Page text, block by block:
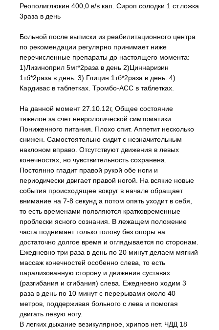
Реополиглюкин 400,0 в/в кап. Сироп солодки 1 ст.ложка
3раза в день
Больной после выписки из реабилитационного центра
по рекомендации регулярно принимает ниже
перечисленные препараты до настоящего момента:
1)Лизиноприл 5мг*2раза в день 2)Циннаризин
1тб*2раза в день. 3) Глицин 1тб*2раза в день. 4)
Кардивас в таблетках. Тромбо-АСС в таблетках.
На данной момент 27.10.12г, Общее состояние
тяжелое за счет неврологической симтоматики.
Пониженного питания. Плохо спит. Аппетит несколько
снижен. Самостоятельно сидит с незначительным
наклоном вправо. Отсутствуют движения в левых
конечностях, но чувствительность сохранена.
Постоянно гладит правой рукой обе ноги и
периодически двигает правой ногой. На всякие новые
события происходящее вокруг в начале обращает
внимание на 7-8 секунд а потом опять уходит в себя,
то есть временами появляются кратковременные
проблески ясного сознания. В лежащем положение
часта поднимает только голову без опоры на
достаточно долгое время и оглядывается по сторонам.
Ежедневно три раза в день по 20 минут делаем мягкий
массаж конечностей особенно слева, то есть
парализованную сторону и движения суставах
(разгибания и сгибания) слева. Ежедневно ходим 3
раза в день по 10 минут с перерывами около 40
метров, поддерживая больного с лева и помогая
двигать левую ногу.
В легких дыхание везикулярное, хрипов нет. ЧДД 18